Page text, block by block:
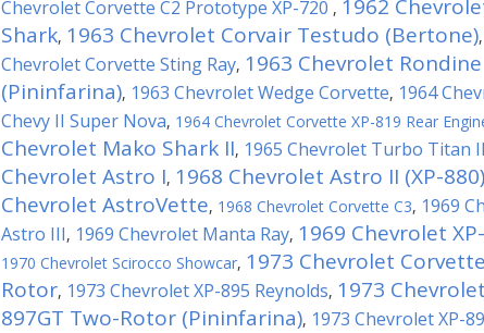
Chevrolet Corvette C2 Prototype XP-720 , 1962
Shark, 1963 Chevrolet Corvair Testudo (Bertone),
Chevrolet Corvette Sting Ray, 1963 Chevrolet Rondine
(Pininfarina), 1963 Chevrolet Wedge Corvette, 1964
Chevy II Super Nova, 1964 Chevrolet Corvette XP-819 Rear
Chevrolet Mako Shark II, 1965 Chevrolet Turbo Titan
Chevrolet Astro I, 1968 Chevrolet Astro II (XP-880)
Chevrolet AstroVette, 1968 Chevrolet Corvette C3, 1969
Astro III, 1969 Chevrolet Manta Ray, 1969 Chevrolet
1970 Chevrolet Scirocco Showcar, 1973 Chevrolet
Rotor, 1973 Chevrolet XP-895 Reynolds, 1973
897GT Two-Rotor (Pininfarina), 1973 Chevrolet XP-